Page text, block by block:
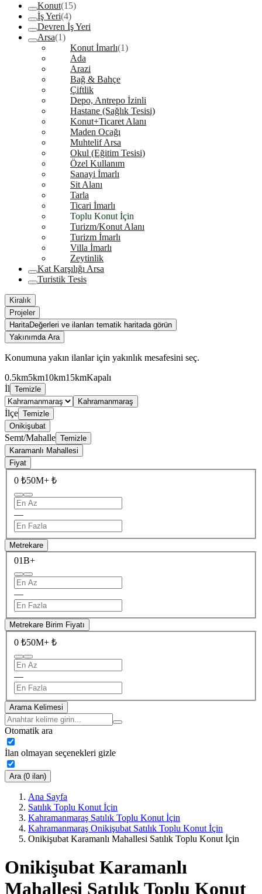
Konut(15)
İş Yeri(4)
Devren İş Yeri
Arsa(1)
Konut İmarlı(1)
Ada
Arazi
Bağ & Bahçe
Çiftlik
Depo, Antrepo İzinli
Hastane (Sağlık Tesisi)
Konut+Ticaret Alanı
Maden Ocağı
Muhtelif Arsa
Okul (Eğitim Tesisi)
Özel Kullanım
Sanayi İmarlı
Sit Alanı
Tarla
Ticari İmarlı
Toplu Konut İçin
Turizm/Konut Alanı
Turizm İmarlı
Villa İmarlı
Zeytinlik
Kat Karşılığı Arsa
Turistik Tesis
Kiralık
Projeler
HaritaDeğerleri ve ilanları tematik haritada görün
Yakınımda Ara
Konumuna yakın ilanlar için yakınlık mesafesini seç.
0.5km5km10km15kmKapalı
İl Temizle
Kahramanmaraş
İlçe Temizle
Onikişubat
Semt/Mahalle Temizle
Karamanlı Mahallesi
Fiyat
0 ₺50M+ ₺
—
Metrekare
01B+
—
Metrekare Birim Fiyatı
0 ₺50M+ ₺
—
Arama Kelimesi
Otomatik ara
İlan olmayan seçenekleri gizle
Ara (0 ilan)
Ana Sayfa
Satılık Toplu Konut İçin
Kahramanmaraş Satılık Toplu Konut İçin
Kahramanmaraş Onikişubat Satılık Toplu Konut İçin
Onikişubat Karamanlı Mahallesi Satılık Toplu Konut İçin
Onikişubat Karamanlı
Mahallesi Satılık Toplu Konut